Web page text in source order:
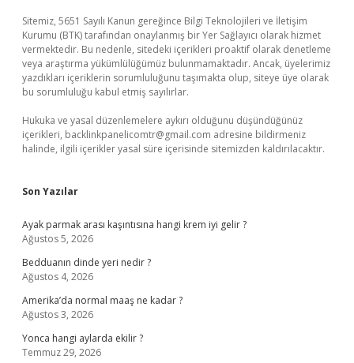
Sitemiz, 5651 Sayılı Kanun gereğince Bilgi Teknolojileri ve İletişim
Kurumu (BTK) tarafından onaylanmış bir Yer Sağlayıcı olarak hizmet
vermektedir. Bu nedenle, sitedeki içerikleri proaktif olarak denetleme
veya araştırma yükümlülüğümüz bulunmamaktadır. Ancak, üyelerimiz
yazdıkları içeriklerin sorumluluğunu taşımakta olup, siteye üye olarak
bu sorumluluğu kabul etmiş sayılırlar.
Hukuka ve yasal düzenlemelere aykırı olduğunu düşündüğünüz
içerikleri, backlinkpanelicomtr@gmail.com adresine bildirmeniz
halinde, ilgili içerikler yasal süre içerisinde sitemizden kaldırılacaktır.
Son Yazılar
Ayak parmak arası kaşıntısına hangi krem iyi gelir ?
Ağustos 5, 2026
Bedduanın dinde yeri nedir ?
Ağustos 4, 2026
Amerika’da normal maaş ne kadar ?
Ağustos 3, 2026
Yonca hangi aylarda ekilir ?
Temmuz 29, 2026